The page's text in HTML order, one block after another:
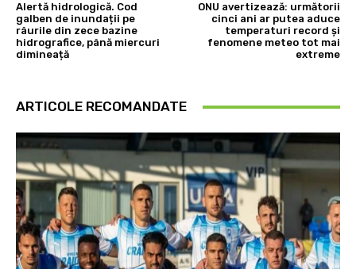
Alertă hidrologică. Cod
galben de inundații pe
râurile din zece bazine
hidrografice, până miercuri
dimineață
ONU avertizează: următorii
cinci ani ar putea aduce
temperaturi record și
fenomene meteo tot mai
extreme
ARTICOLE RECOMANDATE